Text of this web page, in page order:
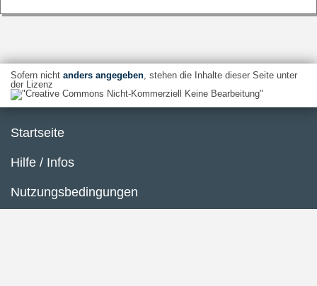
Sofern nicht anders angegeben, stehen die Inhalte dieser Seite unter
der Lizenz
Startseite
Hilfe / Infos
Nutzungsbedingungen